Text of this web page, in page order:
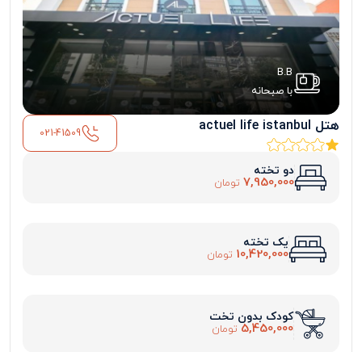
B.B
با صبحانه
هتل actuel life istanbul 021-41509
دو تخته
7,950,000 تومان
یک تخته
10,420,000 تومان
کودک بدون تخت
5,450,000 تومان